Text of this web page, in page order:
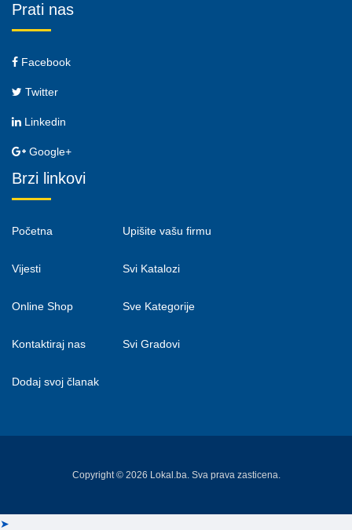
Prati nas
Facebook
Twitter
Linkedin
Google+
Brzi linkovi
Početna
Vijesti
Online Shop
Kontaktiraj nas
Dodaj svoj članak
Upišite vašu firmu
Svi Katalozi
Sve Kategorije
Svi Gradovi
Copyright © 2026 Lokal.ba. Sva prava zasticena.
➤